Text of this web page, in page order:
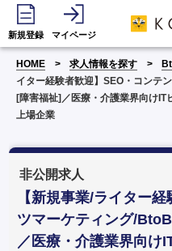
新規登録 マイページ
HOME 求人情報を探す
イター経験者歓迎】SEO・コンテ
[障害福祉]／医療・介護業界向け
上場企業
非公開求人
【新規事業/ライター
ツマーケティング/
／医療・介護業界向け